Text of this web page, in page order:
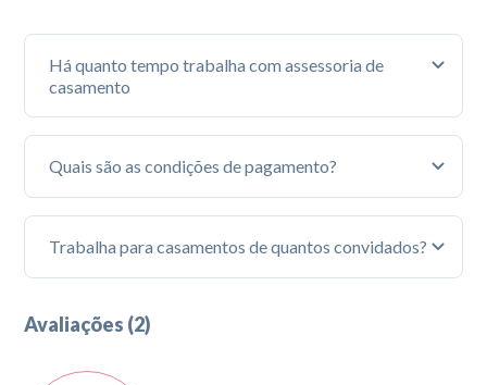
Há quanto tempo trabalha com assessoria de
casamento
Quais são as condições de pagamento?
Trabalha para casamentos de quantos convidados?
Avaliações (2)